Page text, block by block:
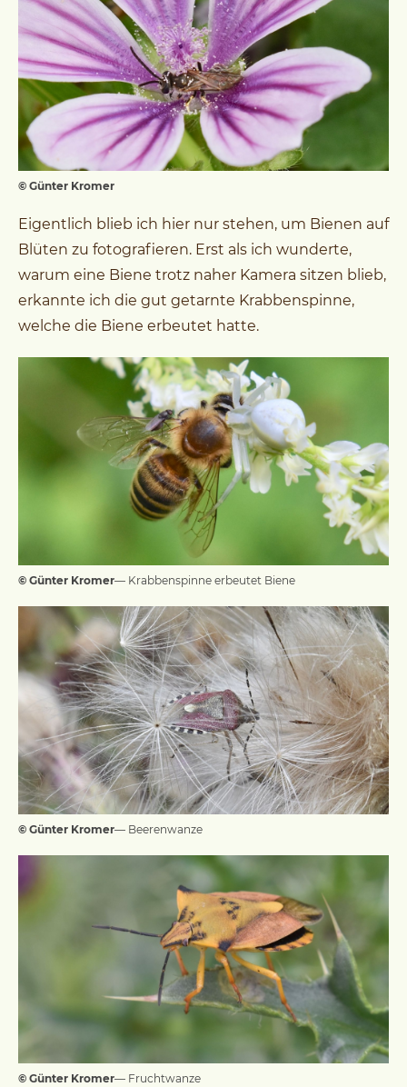
© Günter Kromer
Eigentlich blieb ich hier nur stehen, um Bienen auf
Blüten zu fotografieren. Erst als ich wunderte,
warum eine Biene trotz naher Kamera sitzen blieb,
erkannte ich die gut getarnte Krabbenspinne,
welche die Biene erbeutet hatte.
© Günter Kromer— Krabbenspinne erbeutet Biene
© Günter Kromer— Beerenwanze
© Günter Kromer— Fruchtwanze